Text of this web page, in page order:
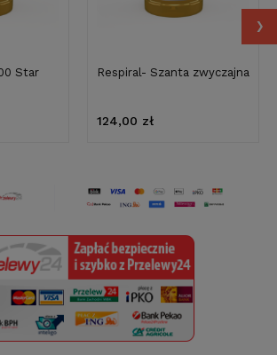
Star Respiral- Szanta zwyczajna
124,00 zł
›